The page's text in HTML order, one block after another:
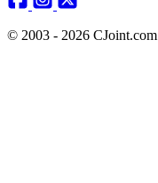
© 2003 - 2026 CJoint.com